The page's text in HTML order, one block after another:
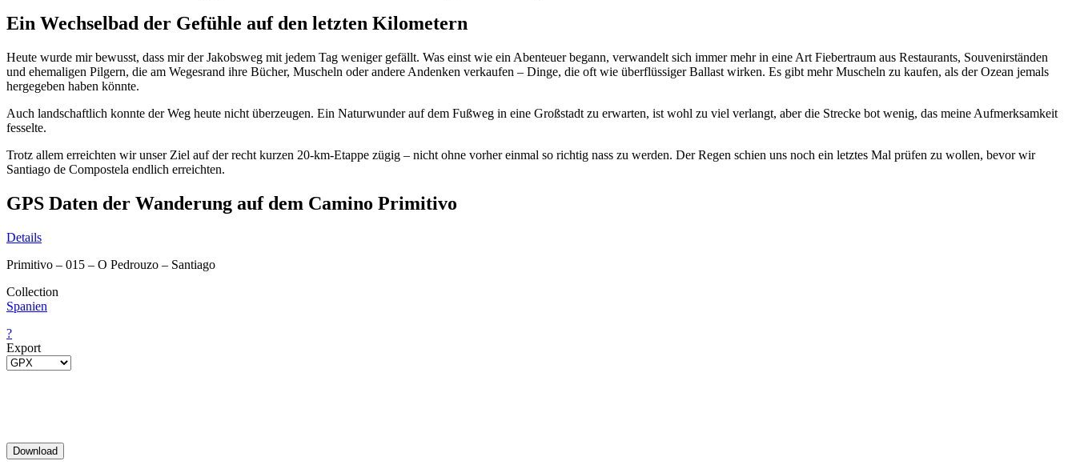
Ein Wechselbad der Gefühle auf den letzten Kilometern
Heute wurde mir bewusst, dass mir der Jakobsweg mit jedem Tag weniger gefällt. Was einst wie ein Abenteuer begann, verwandelt sich immer mehr in eine Art Fiebertraum aus Restaurants, Souvenirständen
und ehemaligen Pilgern, die am Wegesrand ihre Bücher, Muscheln oder andere Andenken verkaufen – Dinge, die oft wie überflüssiger Ballast wirken. Es gibt mehr Muscheln zu kaufen, als der Ozean jemals
hergegeben haben könnte.
Auch landschaftlich konnte der Weg heute nicht überzeugen. Ein Naturwunder auf dem Fußweg in eine Großstadt zu erwarten, ist wohl zu viel verlangt, aber die Strecke bot wenig, das meine Aufmerksamkeit
fesselte.
Trotz allem erreichten wir unser Ziel auf der recht kurzen 20-km-Etappe zügig – nicht ohne vorher einmal so richtig nass zu werden. Der Regen schien uns noch ein letztes Mal prüfen zu wollen, bevor wir
Santiago de Compostela endlich erreichten.
GPS Daten der Wanderung auf dem Camino Primitivo
Details
Primitivo – 015 – O Pedrouzo – Santiago
Collection
Spanien
?
Export